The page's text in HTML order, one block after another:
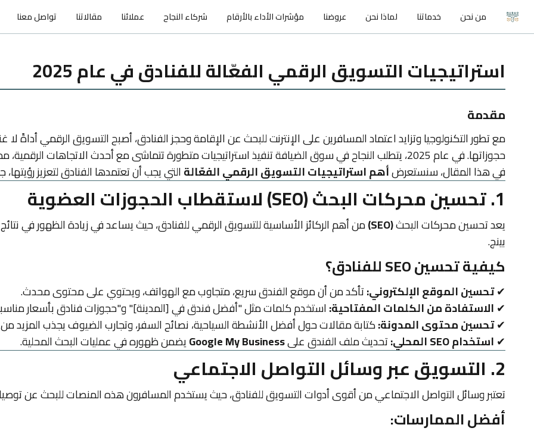
من نحن خدماتنا لماذا نحن عروضنا مؤشرات الأداء بالأرقام شركاء النجاح عملائنا مقالاتنا تواصل معنا
استراتيجيات التسويق الرقمي الفعّالة للفنادق في عام 2025
مقدمة
مع تطور التكنولوجيا وتزايد اعتماد المسافرين على الإنترنت للبحث عن الإقامة وحجز الفنادق، أصبح التسويق الرقمي أداةً
حجوزاتها. في عام 2025، يتطلب النجاح في سوق الضيافة تنفيذ استراتيجيات متطورة تتماشى مع أحدث الاتجاهات الرقمية، مما يساعد الفنادق على التميز في بيئة تنافسية شديدة.
في هذا المقال، سنستعرضأهم استراتيجيات التسويق الرقمي الفعّالةالتي يجب أن تعتمدها الفنادق لتعزيز
1. تحسين محركات البحث (SEO) لاستقطاب الحجوزات العضوية
يعد تحسين محركات البحث(SEO)
من أهم الركائز الأساسية للتسويق الرقمي للفنادق، حيث يساعد في زيادة الظهور في
بينج.
كيفية تحسين SEO للفنادق؟
✔تحسين الموقع الإلكتروني:تأكد من أن موقع الفندق سريع، متجاوب مع الهواتف، ويحتوي على محتوى محدث.
✔ الاستفادة من الكلمات المفتاحية:استخدم كلمات مثل "أفضل فندق في [المدينة]" و"حجوزات فنادق بأسعار
✔تحسين محتوى المدونة:كتابة مقالات حول أفضل الأنشطة السياحية، نصائح السفر، وتجارب الضيوف يجذب المزيد
✔ استخدام SEO المحلي: تحديث ملف الفندق علىGoogle My Businessيضمن ظهوره في عمليات البحث المحلية.
2. التسويق عبر وسائل التواصل الاجتماعي
تعتبر وسائل التواصل الاجتماعي من أقوى أدوات التسويق للفنادق، حيث يستخدم المسافرون هذه المنصات للبحث عن
أفضل الممارسات: